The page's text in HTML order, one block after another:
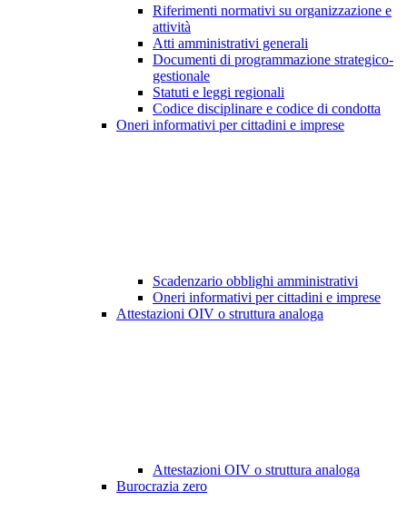
Riferimenti normativi su organizzazione e
attività
Atti amministrativi generali
Documenti di programmazione strategico-
gestionale
Statuti e leggi regionali
Codice disciplinare e codice di condotta
Oneri informativi per cittadini e imprese
Scadenzario obblighi amministrativi
Oneri informativi per cittadini e imprese
Attestazioni OIV o struttura analoga
Attestazioni OIV o struttura analoga
Burocrazia zero